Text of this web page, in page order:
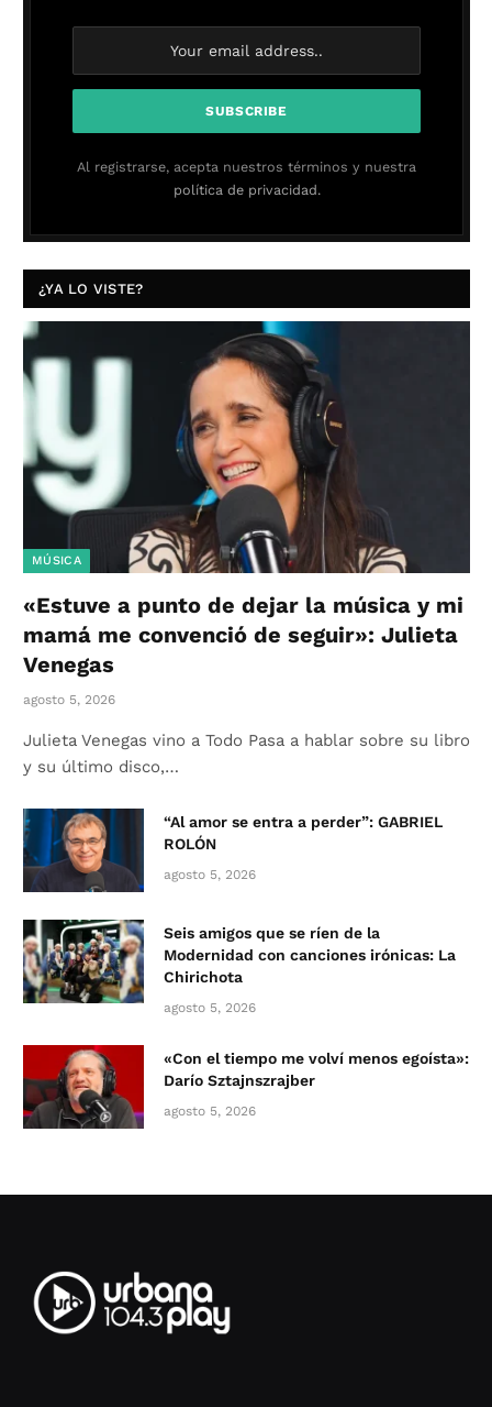
Al registrarse, acepta nuestros términos y nuestra
política de privacidad.
¿YA LO VISTE?
MÚSICA
«Estuve a punto de dejar la música y mi
mamá me convenció de seguir»: Julieta
Venegas
agosto 5, 2026
Julieta Venegas vino a Todo Pasa a hablar sobre su libro
y su último disco,…
“Al amor se entra a perder”: GABRIEL
ROLÓN
agosto 5, 2026
Seis amigos que se ríen de la
Modernidad con canciones irónicas: La
Chirichota
agosto 5, 2026
«Con el tiempo me volví menos egoísta»:
Darío Sztajnszrajber
agosto 5, 2026